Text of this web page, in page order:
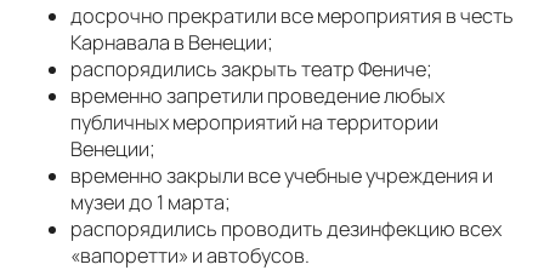
досрочно прекратили все мероприятия в честь
Карнавала в Венеции;
распорядились закрыть театр Фениче;
временно запретили проведение любых
публичных мероприятий на территории
Венеции;
временно закрыли все учебные учреждения и
музеи до 1 марта;
распорядились проводить дезинфекцию всех
«вапоретти» и автобусов.